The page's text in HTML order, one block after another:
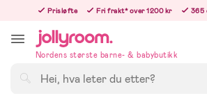
innehållet
Prisløfte Fri frakt* over 1200 kr
365
Nordens største barne- & babybutikk